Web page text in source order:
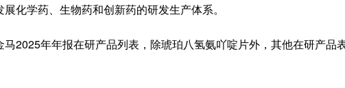
化学药、生物药和创新药的研发生产体系。
2025年年报在研产品列表，除琥珀八氢氨吖啶片外，其他在研产品